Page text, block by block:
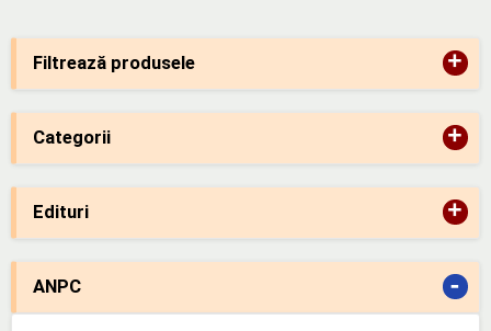
Filtrează produsele +
Categorii +
Edituri +
ANPC -